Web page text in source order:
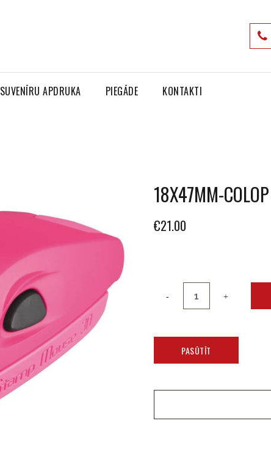
SUVENĪRU APDRUKA PIEGĀDE KONTAKTI
18X47MM-
€21.00
PASŪTĪT